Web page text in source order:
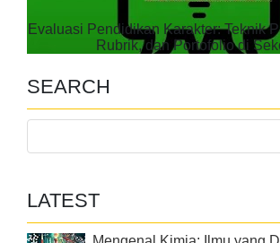
Evaluasi Pendidikan Karakter: Teknik
Rubrik, dan Portofolio di
SEARCH
LATEST